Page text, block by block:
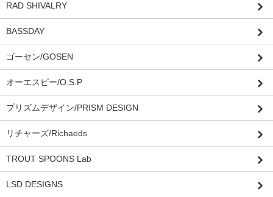
RAD SHIVALRY
BASSDAY
ゴーセン/GOSEN
オーエスピー/O.S.P
プリズムデザイン/PRISM DESIGN
リチャーズ/Richaeds
TROUT SPOONS Lab
LSD DESIGNS